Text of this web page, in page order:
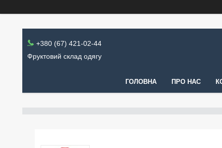
+380 (67) 421-02-44
Фруктовий склад одягу
ГОЛОВНА ПРО НАС